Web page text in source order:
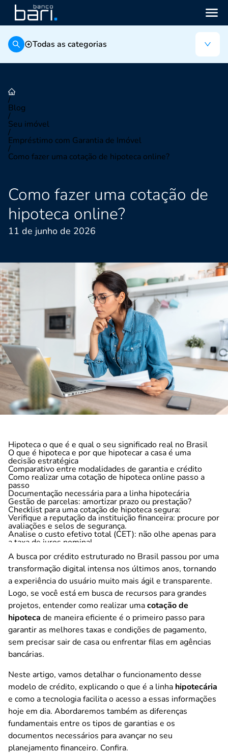
Todas as categorias
/
Blog
/
Seu imóvel
/
Empréstimo com Garantia de Imóvel
/
Como fazer uma cotação de hipoteca online?
Como fazer uma cotação de
hipoteca online?
11 de junho de 2026
Hipoteca o que é e qual o seu significado real no Brasil
O que é hipoteca e por que hipotecar a casa é uma
decisão estratégica
Comparativo entre modalidades de garantia e crédito
Como realizar uma cotação de hipoteca online passo a
passo
Documentação necessária para a linha hipotecária
Gestão de parcelas: amortizar prazo ou prestação?
Checklist para uma cotação de hipoteca segura:
Verifique a reputação da instituição financeira: procure por
avaliações e selos de segurança.
Analise o custo efetivo total (CET): não olhe apenas para
a taxa de juros nominal.
Confira as opções de indexador: o contrato será corrigido
pelo IPCA, Selic ou será pré-fixado?
Avalie os seguros obrigatórios: morte e invalidez
permanente (MIP) e danos físicos ao imóvel (DFI).
Planeje o uso do recurso: use o crédito de forma
produtiva para gerar novos ativos.
O futuro da hipoteca e do home equity no brasil
Próximos passos para sua cotação
A busca por crédito estruturado no Brasil passou por uma
transformação digital intensa nos últimos anos, tornando
a experiência do usuário muito mais ágil e transparente.
Logo, se você está em busca de recursos para grandes
projetos, entender como realizar umacotação de
hipoteca de maneira eficiente é o primeiro passo para
garantir as melhores taxas e condições de pagamento,
sem precisar sair de casa ou enfrentar filas em agências
bancárias.
Neste artigo, vamos detalhar o funcionamento desse
modelo de crédito, explicando o que é a linha hipotecária
e como a tecnologia facilita o acesso a essas informações
hoje em dia. Abordaremos também as diferenças
fundamentais entre os tipos de garantias e os
documentos necessários para avançar no seu
planejamento financeiro. Confira.